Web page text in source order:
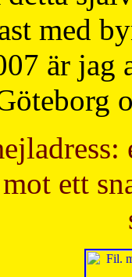
med
är
ett